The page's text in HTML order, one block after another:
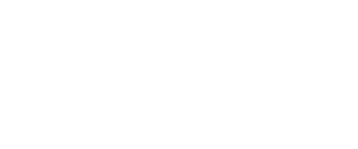
鳳頭鸚鵡、蝴蝶以及眾多美麗